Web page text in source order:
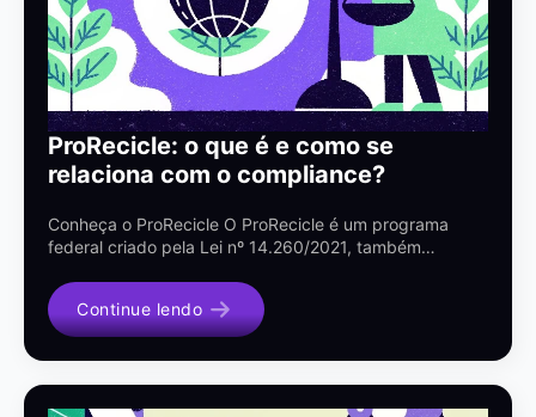
ProRecicle: o que é e como se
relaciona com o compliance?
Conheça o ProRecicle O ProRecicle é um programa
federal criado pela Lei nº 14.260/2021, também…
Continue lendo